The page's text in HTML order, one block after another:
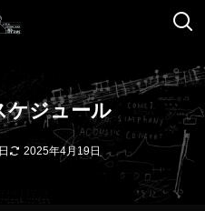
ケジュール
2025年4月19日